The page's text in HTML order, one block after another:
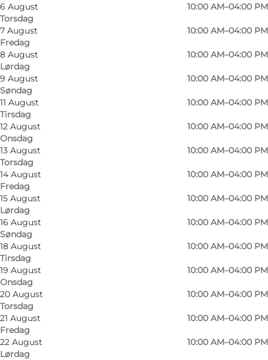
6 August
Torsdag
10:00 AM–04:00 PM
7 August
Fredag
10:00 AM–04:00 PM
8 August
Lørdag
10:00 AM–04:00 PM
9 August
Søndag
10:00 AM–04:00 PM
11 August
Tirsdag
10:00 AM–04:00 PM
12 August
Onsdag
10:00 AM–04:00 PM
13 August
Torsdag
10:00 AM–04:00 PM
14 August
Fredag
10:00 AM–04:00 PM
15 August
Lørdag
10:00 AM–04:00 PM
16 August
Søndag
10:00 AM–04:00 PM
18 August
Tirsdag
10:00 AM–04:00 PM
19 August
Onsdag
10:00 AM–04:00 PM
20 August
Torsdag
10:00 AM–04:00 PM
21 August
Fredag
10:00 AM–04:00 PM
22 August
Lørdag
10:00 AM–04:00 PM
Foto
©Wonderful Copenhagen